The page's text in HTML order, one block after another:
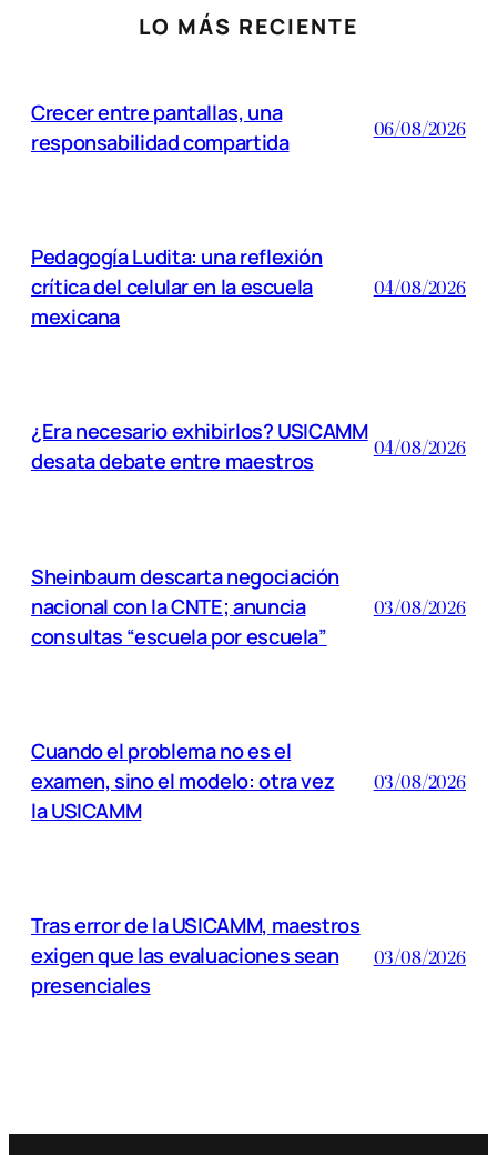
LO MÁS RECIENTE
Crecer entre pantallas, una
responsabilidad compartida
06/08/2026
Pedagogía Ludita: una reflexión
crítica del celular en la escuela
mexicana
04/08/2026
¿Era necesario exhibirlos? USICAMM
desata debate entre maestros
04/08/2026
Sheinbaum descarta negociación
nacional con la CNTE; anuncia
consultas “escuela por escuela”
03/08/2026
Cuando el problema no es el
examen, sino el modelo: otra vez
la USICAMM
03/08/2026
Tras error de la USICAMM, maestros
exigen que las evaluaciones sean
presenciales
03/08/2026